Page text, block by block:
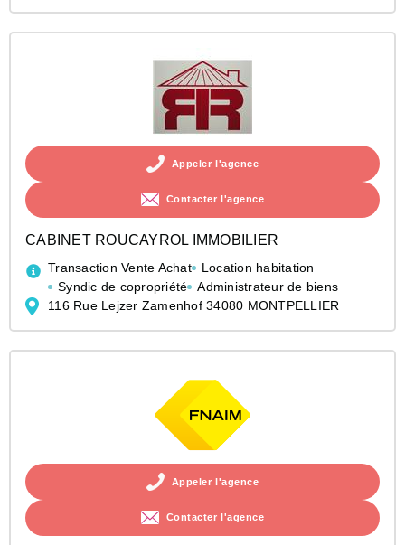
Appeler l'agence
Contacter l'agence
CABINET ROUCAYROL IMMOBILIER
Transaction Vente Achat
Location habitation
Syndic de copropriété
Administrateur de biens
116 Rue Lejzer Zamenhof 34080 MONTPELLIER
Appeler l'agence
Contacter l'agence